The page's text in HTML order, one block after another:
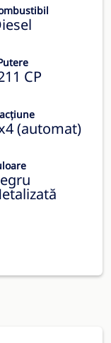
CP
(automat)